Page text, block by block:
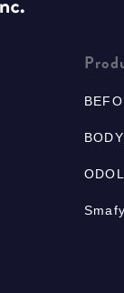
Smafy